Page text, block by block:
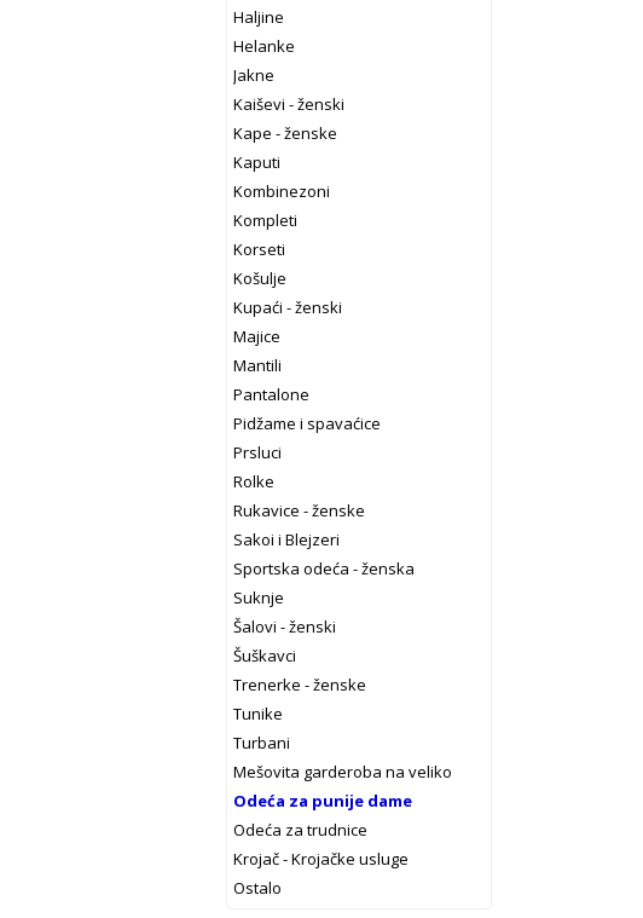
Haljine
Helanke
Jakne
Kaiševi - ženski
Kape - ženske
Kaputi
Kombinezoni
Kompleti
Korseti
Košulje
Kupaći - ženski
Majice
Mantili
Pantalone
Pidžame i spavaćice
Prsluci
Rolke
Rukavice - ženske
Sakoi i Blejzeri
Sportska odeća - ženska
Suknje
Šalovi - ženski
Šuškavci
Trenerke - ženske
Tunike
Turbani
Mešovita garderoba na veliko
Odeća za punije dame
Odeća za trudnice
Krojač - Krojačke usluge
Ostalo